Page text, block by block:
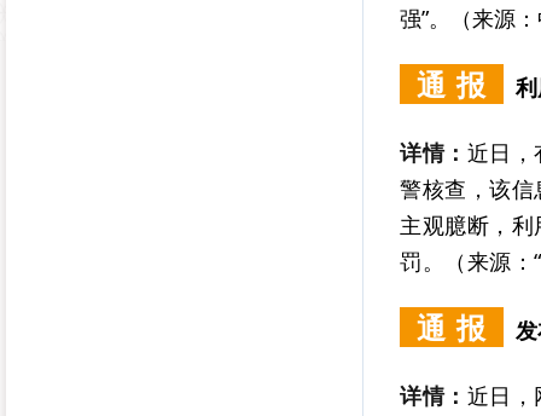
强”。（来源
通 报
详情： 近日，
警核查，该
主观臆断，
罚。（来源：
通 报
详情： 近日，